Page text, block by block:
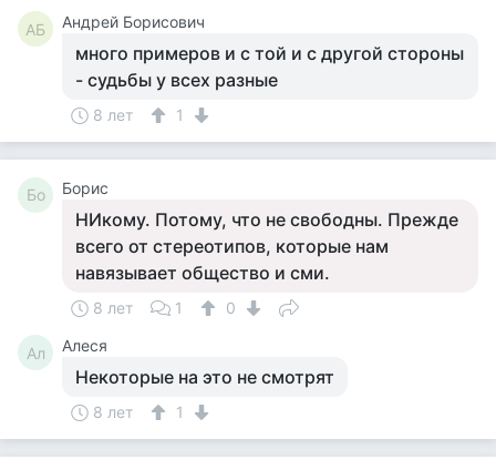
АБ Андрей Борисович
много примеров и с той и с другой стороны
- судьбы у всех разные
8 лет 1
Бо Борис
НИкому. Потому, что не свободны. Прежде
всего от стереотипов, которые нам
навязывает общество и сми.
8 лет 1 0
Ал Алеся
Некоторые на это не смотрят
8 лет 1